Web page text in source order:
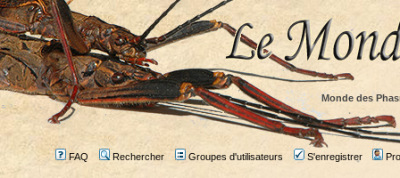
Monde des
FAQ Rechercher Groupes d'utilisateurs S'enregistrer